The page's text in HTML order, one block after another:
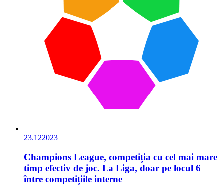
23.122023
Champions League, competiția cu cel mai mare
timp efectiv de joc. La Liga, doar pe locul 6
între competițiile interne